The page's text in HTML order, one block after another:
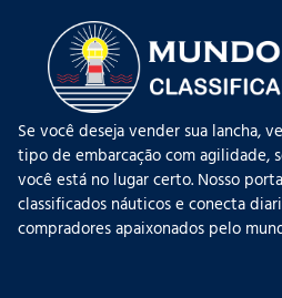
Se você deseja vender sua lancha,
tipo de embarcação com agilidade,
você está no lugar certo. Nosso
classificados náuticos e conecta
compradores apaixonados pelo